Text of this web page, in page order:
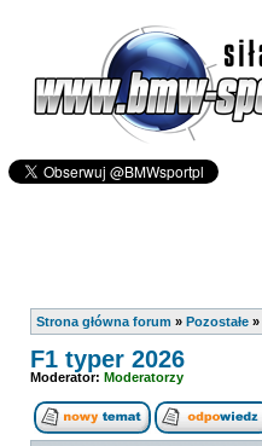
Strona główna forum » Pozostałe »
F1 typer 2026
Moderator: Moderatorzy